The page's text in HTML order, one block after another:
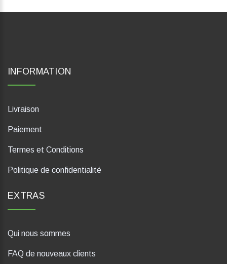
INFORMATION
Livraison
Paiement
Termes et Conditions
Politique de confidentialité
EXTRAS
Qui nous sommes
FAQ de nouveaux clients